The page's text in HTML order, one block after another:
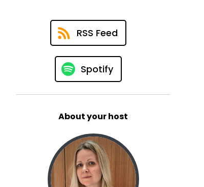
RSS Feed
Spotify
About your host